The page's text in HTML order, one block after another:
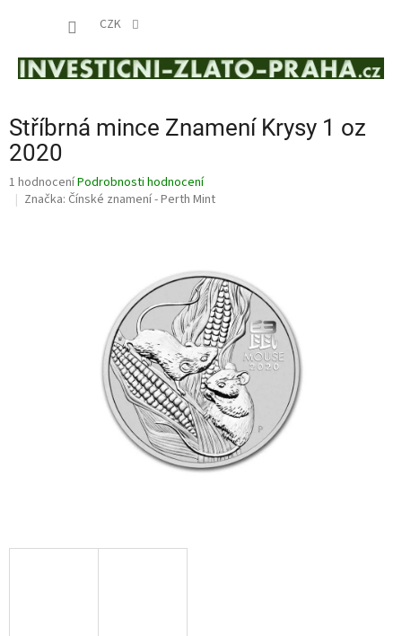
CZK
Stříbrná mince Znamení Krysy 1 oz
2020
Průměrné
hodnocení
1 hodnoceníPodrobnosti hodnocení
Značka: Čínské znamení - Perth Mint